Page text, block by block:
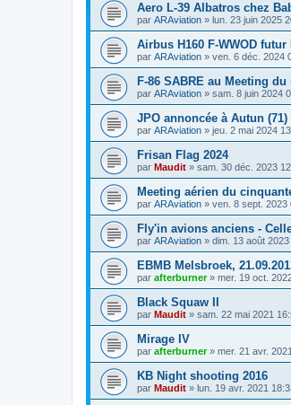
Aero L-39 Albatros chez
par ARAviation » lun. 23 juin 2025
Airbus H160 F-WWOD futur
par ARAviation » ven. 6 déc. 2024
F-86 SABRE au Meeting
par ARAviation » sam. 8 juin 2024
JPO annoncée à Autun
par ARAviation » jeu. 2 mai 2024
Frisan Flag 2024
par Maudit » sam. 30 déc. 2023
Meeting aérien du
par ARAviation » ven. 8 sept. 2023
Fly'in avions anciens -
par ARAviation » dim. 13 août
EBMB Melsbroek,
par afterburner» mer. 19 oct.
Black Squaw II
par Maudit » sam. 22 mai 2021
Mirage IV
par afterburner» mer. 21 avr.
KB Night shooting 2016
par Maudit » lun. 19 avr. 2021